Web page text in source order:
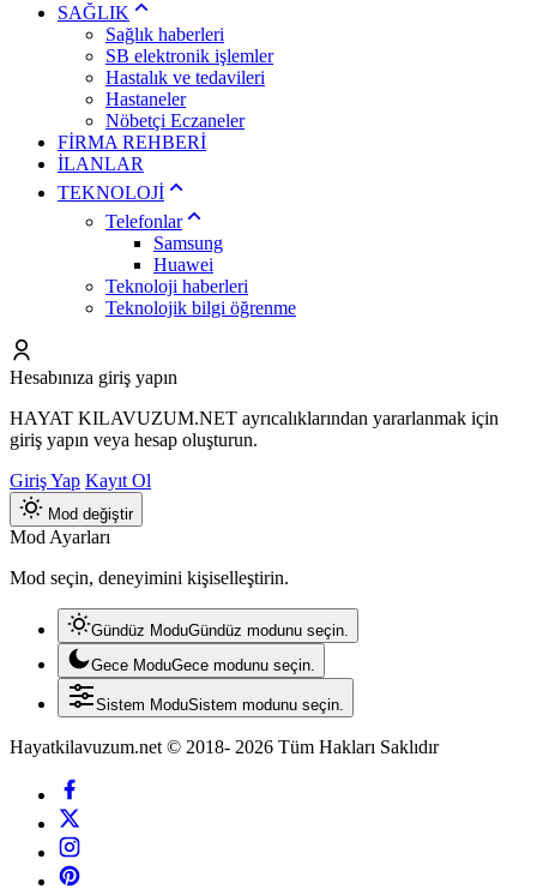
SAĞLIK
Sağlık haberleri
SB elektronik işlemler
Hastalık ve tedavileri
Hastaneler
Nöbetçi Eczaneler
FİRMA REHBERİ
İLANLAR
TEKNOLOJİ
Telefonlar
Samsung
Huawei
Teknoloji haberleri
Teknolojik bilgi öğrenme
Hesabınıza giriş yapın
HAYAT KILAVUZUM.NET ayrıcalıklarından yararlanmak için
giriş yapın veya hesap oluşturun.
Giriş Yap Kayıt Ol
Mod değiştir
Mod Ayarları
Mod seçin, deneyimini kişiselleştirin.
Gündüz ModuGündüz modunu seçin.
Gece ModuGece modunu seçin.
Sistem ModuSistem modunu seçin.
Hayatkilavuzum.net © 2018- 2026 Tüm Hakları Saklıdır